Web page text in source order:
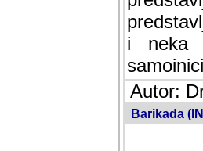
i neka
Autor:
Barikada